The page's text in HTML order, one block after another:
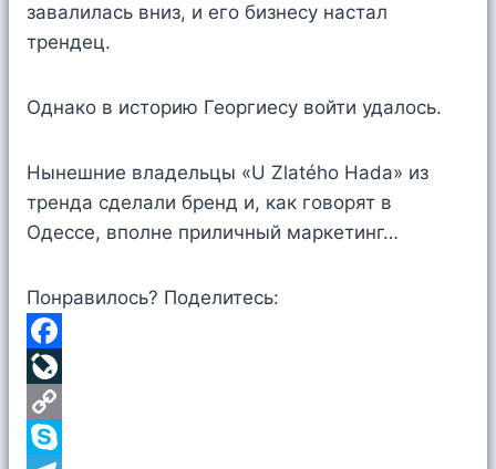
завалилась вниз, и его бизнесу настал
трендец.
Однако в историю Георгиесу войти удалось.
Нынешние владельцы «U Zlatého Hada» из
тренда сделали бренд и, как говорят в
Одессе, вполне приличный маркетинг…
Понравилось? Поделитесь:
F
a
c
L
C